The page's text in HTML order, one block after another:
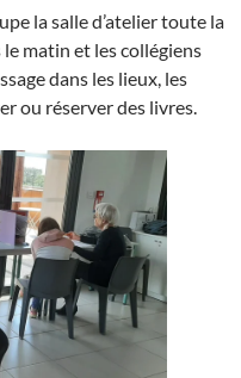
la salle d’atelier toute la
matin et les collégiens
dans les lieux, les
ou réserver des livres.